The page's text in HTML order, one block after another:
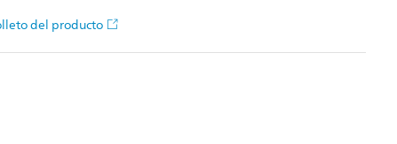
del producto